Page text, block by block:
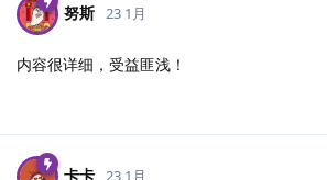
努斯 23 1月
内容很详细，受益匪浅！
卡卡 23 1月